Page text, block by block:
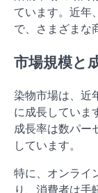
ています。近年
で、さまざまな
市場規模と
染物市場は、近
に成長していま
成長率は数パー
しています。
特に、オンライ
り、消費者は手